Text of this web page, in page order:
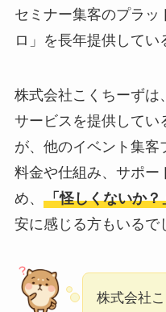
セミナー集客のプラッ
ロ」を長年提供してい
株式会社こくちーずは
サービスを提供してい
が、他のイベント集客
料金や仕組み、サポー
め、 「怪しくないか？
安に感じる方もいるで
株式会社